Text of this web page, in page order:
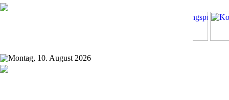
Montag, 10. August 2026